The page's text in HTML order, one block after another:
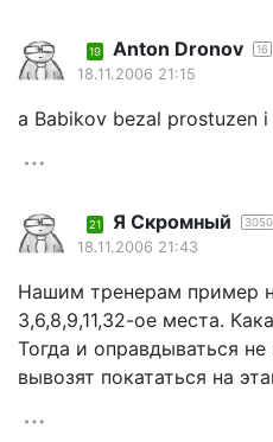
19 Anton Dronov 16
18.11.2006 21:15
a Babikov bezal prostuzen i
21 Я Скромный 3050
18.11.2006 21:43
Нашим тренерам пример
3,6,8,9,11,32-ое места.
Тогда и оправдываться
вывозят покататься на